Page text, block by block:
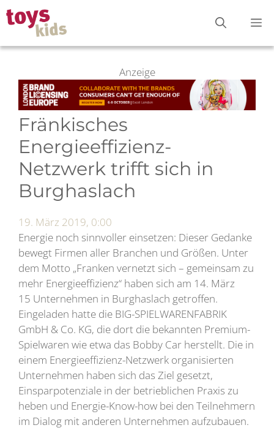
Zum
Inhalt
springen
Anzeige
Fränkisches
Energieeffizienz-
Netzwerk trifft sich in
Burghaslach
19. März 2019, 0:00
Energie noch sinnvoller einsetzen: Dieser Gedanke
bewegt Firmen aller Branchen und Größen. Unter
dem Motto „Franken vernetzt sich – gemeinsam zu
mehr Energieeffizienz“ haben sich am 14. März
15 Unternehmen in Burghaslach getroffen.
Eingeladen hatte die BIG-SPIELWARENFABRIK
GmbH & Co. KG, die dort die bekannten Premium-
Spielwaren wie etwa das Bobby Car herstellt. Die in
einem Energieeffizienz-Netzwerk organisierten
Unternehmen haben sich das Ziel gesetzt,
Einsparpotenziale in der betrieblichen Praxis zu
heben und Energie-Know-how bei den Teilnehmern
im Dialog mit anderen Unternehmen aufzubauen.